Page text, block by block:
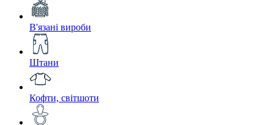
В'язані вироби
Штани
Кофти, світшоти